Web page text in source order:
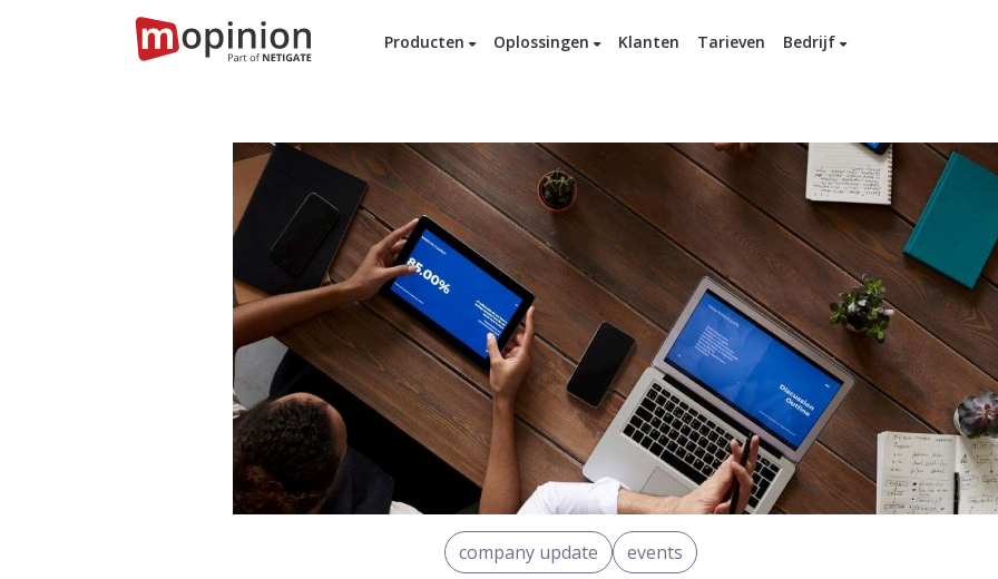
Producten Oplossingen Klanten Tarieven Bedrijf
company update events